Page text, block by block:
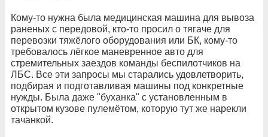
Кому-то нужна была медицинская машина для вывоза
раненых с передовой, кто-то просил о тягаче для
перевозки тяжёлого оборудования или БК, кому-то
требовалось лёгкое маневренное авто для
стремительных заездов команды беспилотчиков на
ЛБС. Все эти запросы мы старались удовлетворить,
подбирая и подготавливая машины под конкретные
нужды. Была даже "буханка" с установленным в
открытом кузове пулемётом, которую тут же нарекли
тачанкой.